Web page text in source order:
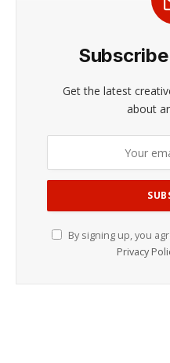
Get the latest
about
By signing up, you
Privacy